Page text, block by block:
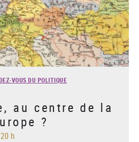
VOUS DU POLITIQUE
au centre de la
?
h